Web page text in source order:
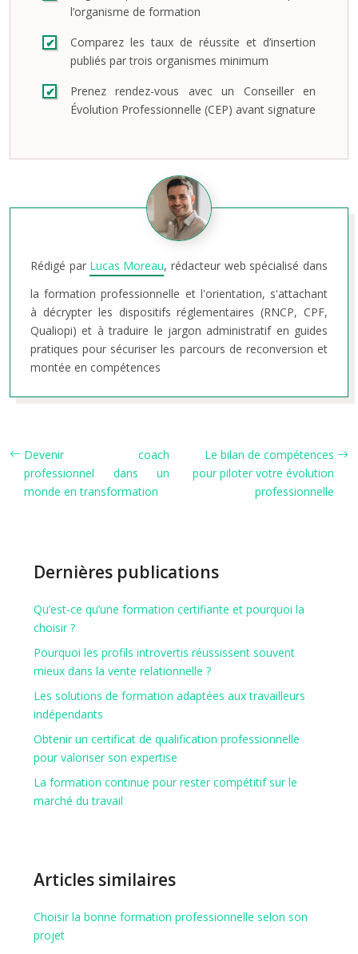
l’organisme de formation
Comparez les taux de réussite et d’insertion
publiés par trois organismes minimum
Prenez rendez-vous avec un Conseiller en
Évolution Professionnelle (CEP) avant signature
Rédigé par Lucas Moreau, rédacteur web spécialisé dans
la formation professionnelle et l'orientation, s'attachant
à décrypter les dispositifs réglementaires (RNCP, CPF,
Qualiopi) et à traduire le jargon administratif en guides
pratiques pour sécuriser les parcours de reconversion et
montée en compétences
Devenir coach
professionnel dans un
monde en transformation
Le bilan de compétences
pour piloter votre évolution
professionnelle
Dernières publications
Qu’est-ce qu’une formation certifiante et pourquoi la
choisir ?
Pourquoi les profils introvertis réussissent souvent
mieux dans la vente relationnelle ?
Les solutions de formation adaptées aux travailleurs
indépendants
Obtenir un certificat de qualification professionnelle
pour valoriser son expertise
La formation continue pour rester compétitif sur le
marché du travail
Articles similaires
Choisir la bonne formation professionnelle selon son
projet